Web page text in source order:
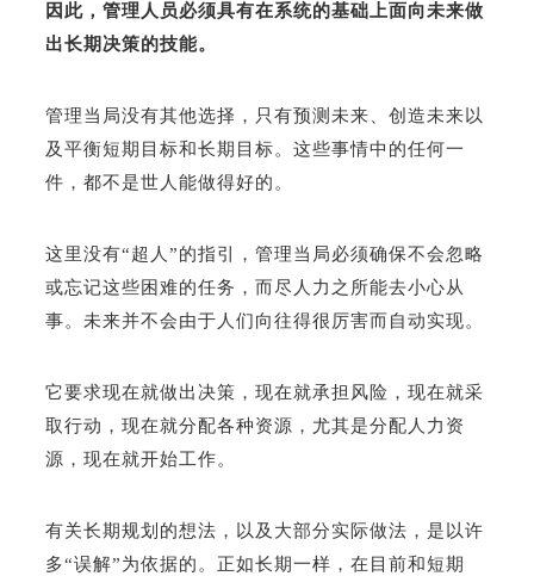
因此，管理人员必须具有在系统的基础上面向未来做
出长期决策的技能。
管理当局没有其他选择，只有预测未来、创造未来以
及平衡短期目标和长期目标。这些事情中的任何一
件，都不是世人能做得好的。
这里没有“超人”的指引，管理当局必须确保不会忽略
或忘记这些困难的任务，而尽人力之所能去小心从
事。未来并不会由于人们向往得很厉害而自动实现。
它要求现在就做出决策，现在就承担风险，现在就采
取行动，现在就分配各种资源，尤其是分配人力资
源，现在就开始工作。
有关长期规划的想法，以及大部分实际做法，是以许
多“误解”为依据的。正如长期一样，在目前和短期